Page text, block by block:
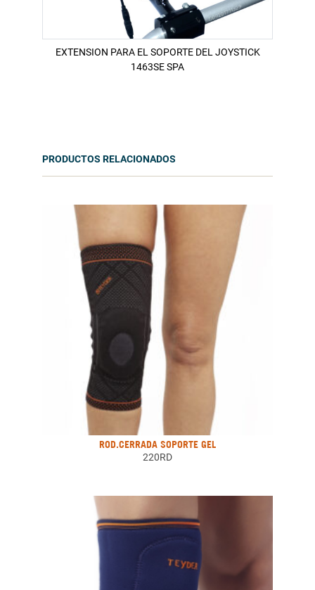
EXTENSION PARA EL SOPORTE DEL JOYSTICK
1463SE SPA
PRODUCTOS RELACIONADOS
ROD.CERRADA SOPORTE GEL
220RD